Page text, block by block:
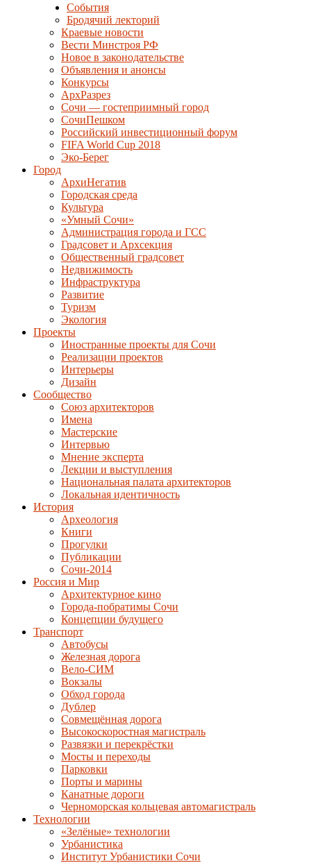
События
Бродячий лекторий
Краевые новости
Вести Минстроя РФ
Новое в законодательстве
Объявления и анонсы
Конкурсы
АрхРазрез
Сочи — гостеприимный город
СочиПешком
Российский инвестиционный форум
FIFA World Cup 2018
Эко-Берег
Город
АрхиНегатив
Городская среда
Культура
«Умный Сочи»
Администрация города и ГСС
Градсовет и Архсекция
Общественный градсовет
Недвижимость
Инфраструктура
Развитие
Туризм
Экология
Проекты
Иностранные проекты для Сочи
Реализации проектов
Интерьеры
Дизайн
Сообщество
Союз архитекторов
Имена
Мастерские
Интервью
Мнение эксперта
Лекции и выступления
Национальная палата архитекторов
Локальная идентичность
История
Археология
Книги
Прогулки
Публикации
Сочи-2014
Россия и Мир
Архитектурное кино
Города-побратимы Сочи
Концепции будущего
Транспорт
Автобусы
Железная дорога
Вело-СИМ
Вокзалы
Обход города
Дублер
Совмещённая дорога
Высокоскоростная магистраль
Развязки и перекрёстки
Мосты и переходы
Парковки
Порты и марины
Канатные дороги
Черноморская кольцевая автомагистраль
Технологии
«Зелёные» технологии
Урбанистика
Институт Урбанистики Сочи